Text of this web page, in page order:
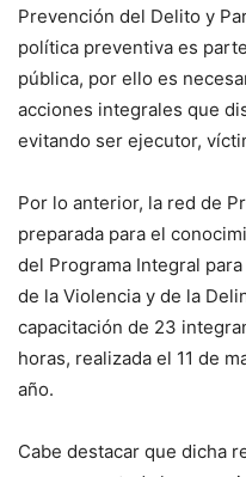
Prevención del Delito y
política preventiva es
pública, por ello es
acciones integrales que
evitando ser ejecutor,
Por lo anterior, la red de
preparada para el
del Programa Integral
de la Violencia y de la
capacitación de 23
horas, realizada el 11 de
año.
Cabe destacar que dicha